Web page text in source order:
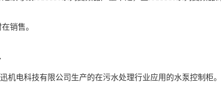
销售。
机电科技有限公司生产的在污水处理行业应用的水泵控制柜